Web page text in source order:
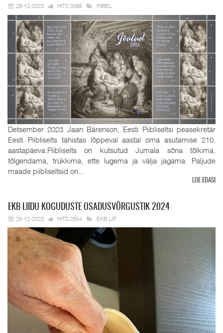
28-12-2023 HITS:3395 PIIBEL
Detsember 2023 Jaan Bärenson, Eesti Piibliseltsi peasekretär
Eesti Piibliselts tähistas lõppeval aastal oma asutamise 210.
aastapäeva.Piibliselts on kutsutud Jumala sõna tõlkima,
tõlgendama, trükkima, ette lugema ja välja jagama. Paljude
maade piibliseltsid on...
LOE EDASI
EKB LIIDU KOGUDUSTE OSADUSVÕRGUSTIK 2024
28-12-2023 HITS:2854 EKB LIIT